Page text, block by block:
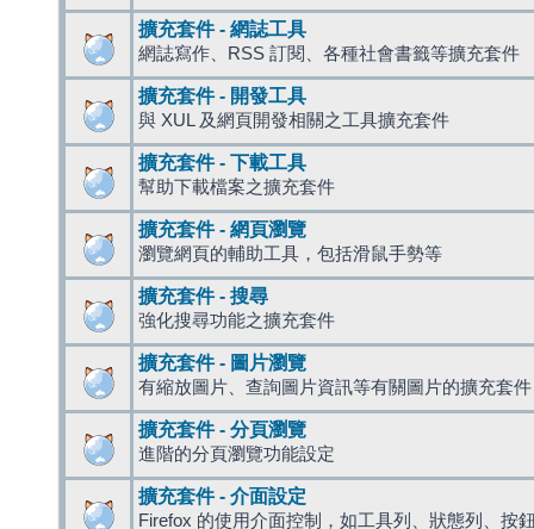
擴充套件 - 網誌工具
網誌寫作、RSS 訂閱、各種社會書籤等擴充套件
擴充套件 - 開發工具
與 XUL 及網頁開發相關之工具擴充套件
擴充套件 - 下載工具
幫助下載檔案之擴充套件
擴充套件 - 網頁瀏覽
瀏覽網頁的輔助工具，包括滑鼠手勢等
擴充套件 - 搜尋
強化搜尋功能之擴充套件
擴充套件 - 圖片瀏覽
有縮放圖片、查詢圖片資訊等有關圖片的擴充套件
擴充套件 - 分頁瀏覽
進階的分頁瀏覽功能設定
擴充套件 - 介面設定
Firefox 的使用介面控制，如工具列、狀態列、按